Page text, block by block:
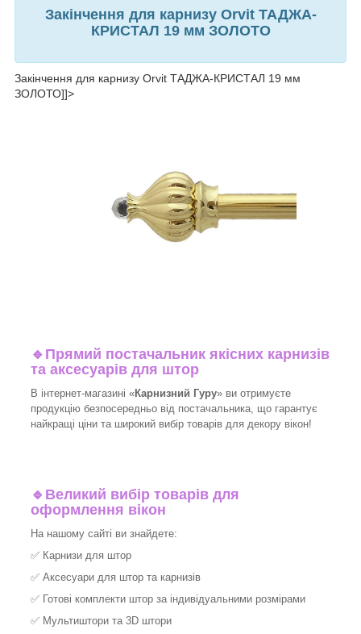
Закінчення для карнизу Orvit ТАДЖА-
КРИСТАЛ 19 мм ЗОЛОТО
Закінчення для карнизу Orvit ТАДЖА-КРИСТАЛ 19 мм
ЗОЛОТО]]>
🔹 Прямий постачальник якісних карнизів
та аксесуарів для штор
В інтернет-магазині «Карнизний Гуру» ви отримуєте
продукцію безпосередньо від постачальника, що гарантує
найкращі ціни та широкий вибір товарів для декору вікон!​
🔹 Великий вибір товарів для
оформлення вікон
На нашому сайті ви знайдете:
✅ Карнизи для штор
✅ Аксесуари для штор та карнизів
✅ Готові комплекти штор за індивідуальними розмірами
✅ Мультиштори та 3D штори